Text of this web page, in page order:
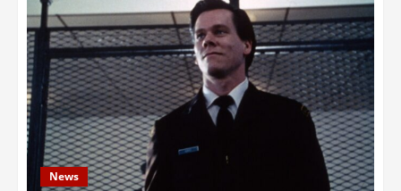
News